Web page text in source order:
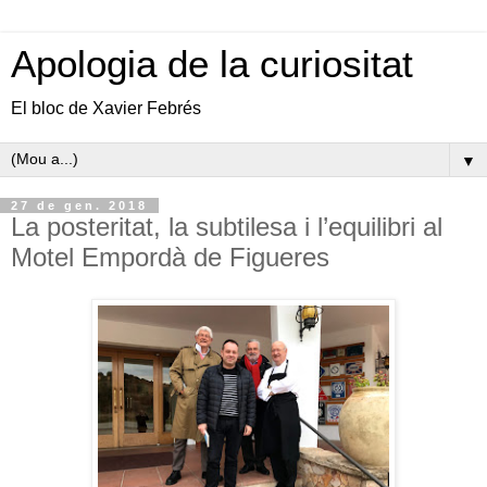
Apologia de la curiositat
El bloc de Xavier Febrés
▼
27 de gen. 2018
La posteritat, la subtilesa i l’equilibri al
Motel Empordà de Figueres